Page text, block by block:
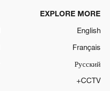
EXPLORE MORE
English
Français
Русский
CCTV+